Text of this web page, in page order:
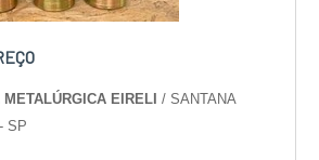
METALÚRGICA EIRELI/ SANTANA
SP